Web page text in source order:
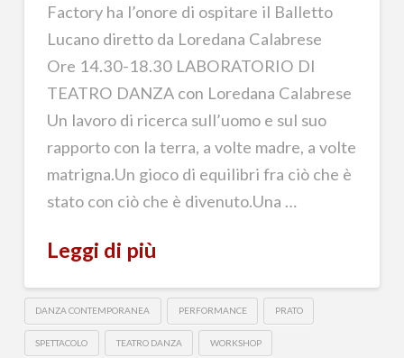
Factory ha l’onore di ospitare il Balletto
Lucano diretto da Loredana Calabrese
Ore 14.30-18.30 LABORATORIO DI
TEATRO DANZA con Loredana Calabrese
Un lavoro di ricerca sull’uomo e sul suo
rapporto con la terra, a volte madre, a volte
matrigna.Un gioco di equilibri fra ciò che è
stato con ciò che è divenuto.Una …
Leggi di più
DANZA CONTEMPORANEA PERFORMANCE PRATO
SPETTACOLO TEATRO DANZA WORKSHOP